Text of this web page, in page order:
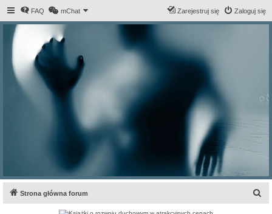
FAQ mChat Zaloguj się
Zarejestruj się
Strona główna forum